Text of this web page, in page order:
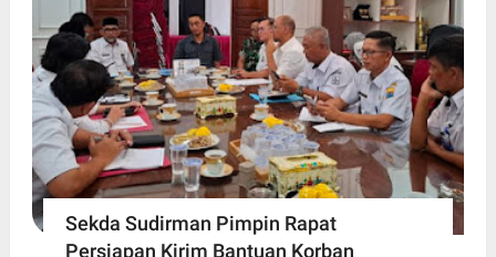
Sekda Sudirman Pimpin Rapat
Persiapan Kirim Bantuan Korban